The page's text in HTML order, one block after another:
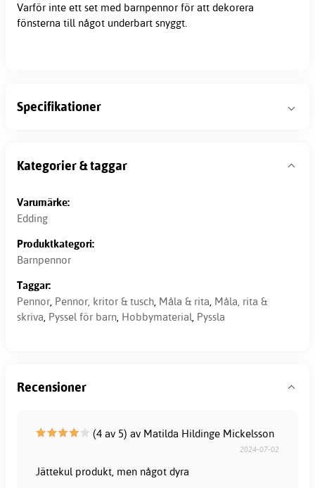
Varför inte ett set med barnpennor för att dekorera
fönsterna till något underbart snyggt.
Specifikationer
Kategorier & taggar
Varumärke:
Edding
Produktkategori:
Barnpennor
Taggar:
Pennor, Pennor, kritor & tusch, Måla & rita, Måla, rita &
skriva, Pyssel för barn, Hobbymaterial, Pyssla
Recensioner
(4 av 5) av Matilda Hildinge Mickelsson
2024-07-02
Jättekul produkt, men något dyra